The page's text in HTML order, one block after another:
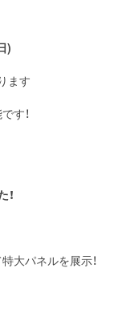
)
ます
す！
大パネルを展示！